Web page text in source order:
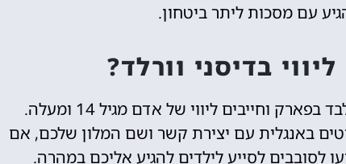
עם מסכות ליתר ביטחון.
בדיסני וורלד?
באנגלית עם יצירת קשר ושם המלון שלכם, אם
לסובבים לסייע לילדים להגיע אליכם במהרה.